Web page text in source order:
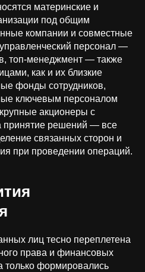
материнские и
под общим
компании и совместные
персонал —
топ-менеджмент — также
как и их близкие
фонды сотрудников,
ключевым персоналом
акционеры с
принятие решений — все
связанных сторон и
при проведении операций.
лиц тесно переплетена
права и финансовых
только формировались